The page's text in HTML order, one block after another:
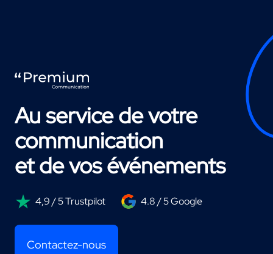
Au service de votre
communication
et de vos événements
4,9 / 5 Trustpilot 4.8 / 5 Google
Contactez-nous